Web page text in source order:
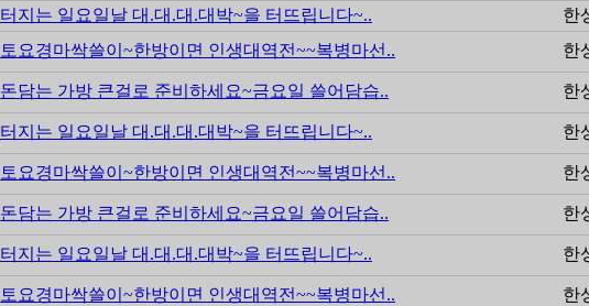
터지는 일요일날 대.대.대.대박~을 터뜨립니다~.. 한
토요경마싹쓸이~한방이면 인생대역전~~복병마선.. 한
돈담는 가방 큰걸로 준비하세요~금요일 쓸어담습.. 한
터지는 일요일날 대.대.대.대박~을 터뜨립니다~.. 한
토요경마싹쓸이~한방이면 인생대역전~~복병마선.. 한
돈담는 가방 큰걸로 준비하세요~금요일 쓸어담습.. 한
터지는 일요일날 대.대.대.대박~을 터뜨립니다~.. 한
토요경마싹쓸이~한방이면 인생대역전~~복병마선.. 한